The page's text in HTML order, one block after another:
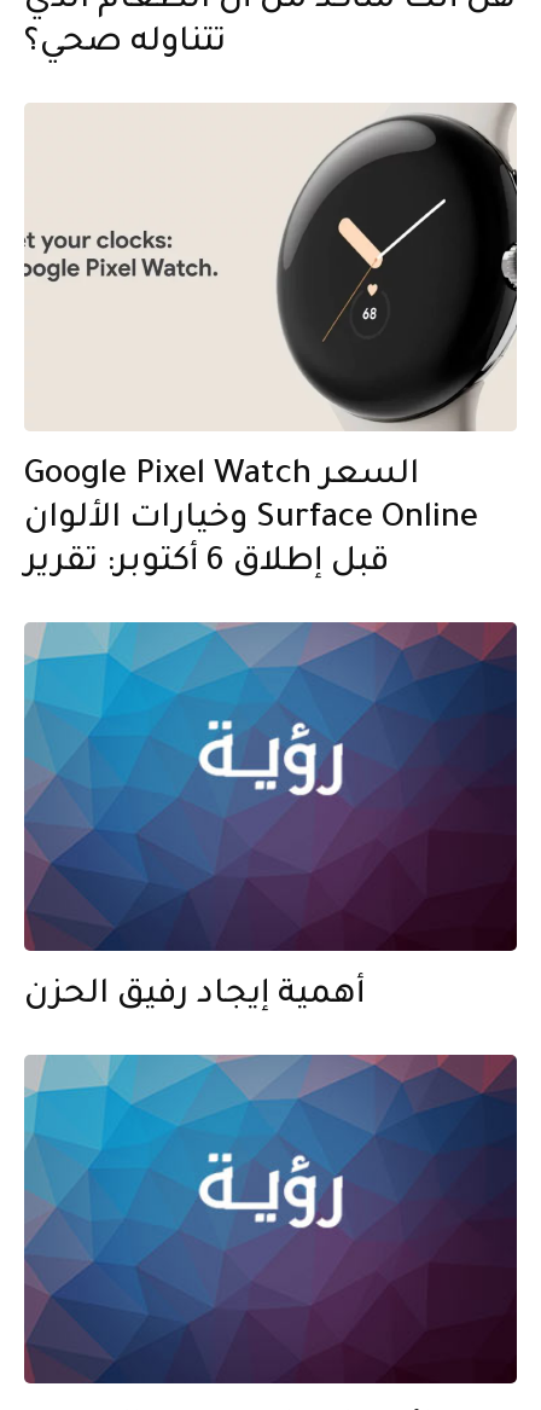
تتناوله صحي؟
Google Pixel Watch السعر
وخيارات الألوان Surface Online
قبل إطلاق 6 أكتوبر: تقرير
أهمية إيجاد رفيق الحزن